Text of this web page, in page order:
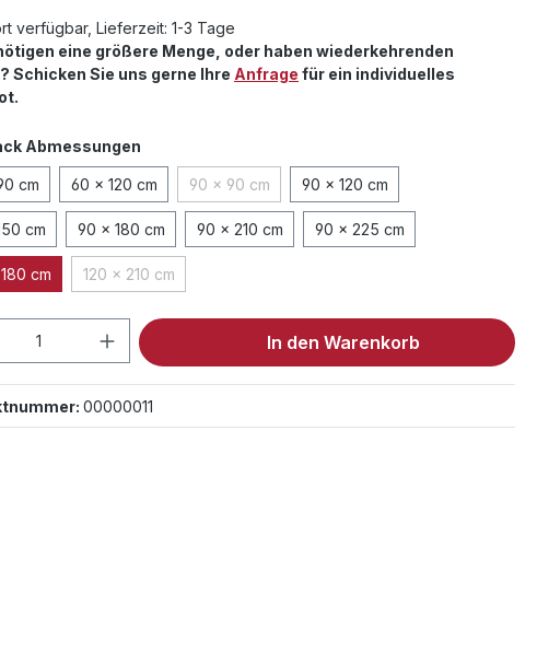
verfügbar, Lieferzeit: 1-3 Tage
eine größere Menge, oder haben wiederkehrenden
Schicken Sie uns gerne Ihre Anfrage für ein individuelles
Abmessungen
cm 60 x 120 cm 90 x 90 cm(Diese Option ist zurzeit nicht verfügbar.)
90 x 120 cm
cm 90 x 180 cm 90 x 210 cm 90 x 225 cm
cm 120 x 210 cm(Diese Option ist zurzeit nicht verfügbar.)
Anzahl: Gib den gewünschten Wert
In den Warenkorb
00000011